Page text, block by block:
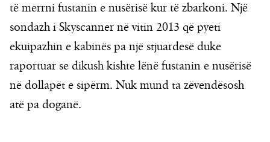
të merrni fustanin e nusërisë kur të zbarkoni. Një
sondazh i Skyscanner në vitin 2013 që pyeti
ekuipazhin e kabinës pa një stjuardesë duke
raportuar se dikush kishte lënë fustanin e nusërisë
në dollapët e sipërm. Nuk mund ta zëvendësosh
atë pa doganë.